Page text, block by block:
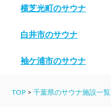
横芝光町のサウナ
白井市のサウナ
袖ケ浦市のサウナ
TOP > 千葉県のサウナ施設一覧